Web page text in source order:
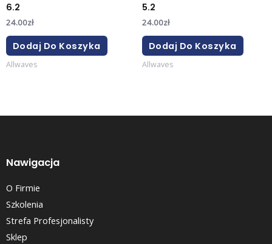
6.2
24.00zł
Dodaj Do Koszyka
Allwaves
5.2
24.00zł
Dodaj Do Koszyka
Allwaves
Nawigacja
O Firmie
Szkolenia
Strefa Profesjonalisty
Sklep